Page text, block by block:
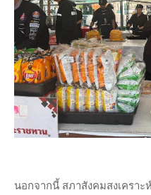
นอกจากนี้ สภาสังคมสงเครา